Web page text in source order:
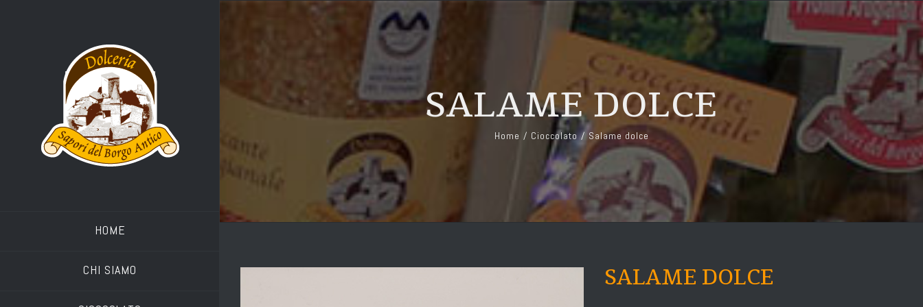
HOME
CHI SIAMO
SALAME DOLCE
Home / Cioccolato / Salame dolce
SALAME DOLCE